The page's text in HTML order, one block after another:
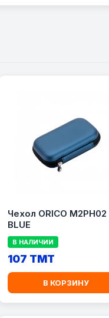
Чехол ORICO M2PH02
BLUE
В НАЛИЧИИ
107 TMT
В КОРЗИНУ